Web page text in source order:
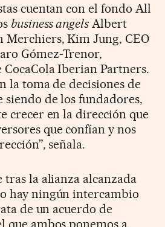
cuentan con el fondo All
business angels Albert
Merchiers, Kim Jung, CEO
Gómez-Trenor,
Iberian Partners.
la toma de decisiones de
siendo de los fundadores,
crecer en la dirección que
que confían y nos
señala.
tras la alianza alcanzada
hay ningún intercambio
de un acuerdo de
que ambos ponemos a